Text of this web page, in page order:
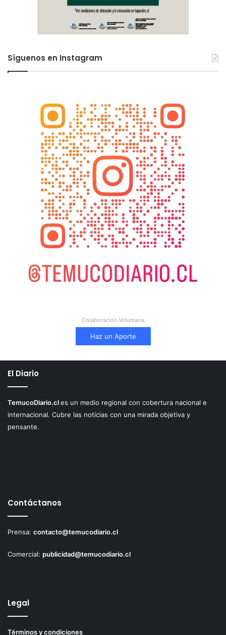
Síguenos en Instagram
Colaboración Voluntaria
Haz un Aporte
El Diario
TemucoDiario.cles un medio regional con cobertura nacional e
internacional. Cubre las noticias con una mirada objetiva y
pensante.
Contáctanos
Prensa: contacto@temucodiario.cl
Comercial: publicidad@temucodiario.cl
Legal
Términos y condiciones